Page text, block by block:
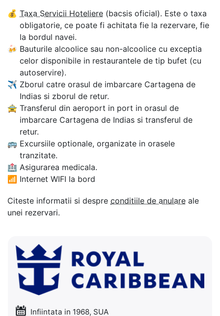
💰 Taxa Servicii Hoteliere (bacsis oficial). Este o taxa
obligatorie, ce poate fi achitata fie la rezervare, fie
la bordul navei.
🍻 Bauturile alcoolice sau non-alcoolice cu exceptia
celor disponibile in restaurantele de tip bufet (cu
autoservire).
✈ Zborul catre orasul de imbarcare Cartagena de
Indias si zborul de retur.
🚖 Transferul din aeroport in port in orasul de
imbarcare Cartagena de Indias si transferul de
retur.
🚌 Excursiile optionale, organizate in orasele
tranzitate.
🏥 Asigurarea medicala.
📶 Internet WIFI la bord
Citeste informatii si despre conditiile de anulare ale
unei rezervari.
Infiintata in 1968, SUA